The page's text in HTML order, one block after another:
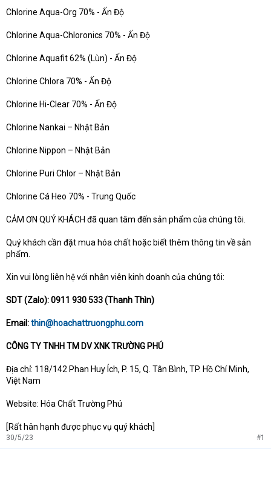
Chlorine Aqua-Org 70% - Ấn Độ
Chlorine Aqua-Chloronics 70% - Ấn Độ
Chlorine Aquafit 62% (Lùn) - Ấn Độ
Chlorine Chlora 70% - Ấn Độ
Chlorine Hi-Clear 70% - Ấn Độ
Chlorine Nankai – Nhật Bản
Chlorine Nippon – Nhật Bản
Chlorine Puri Chlor – Nhật Bản
Chlorine Cá Heo 70% - Trung Quốc
CẢM ƠN QUÝ KHÁCH đã quan tâm đến sản phẩm của chúng tôi.
Quý khách cần đặt mua hóa chất hoặc biết thêm thông tin về sản
phẩm.
Xin vui lòng liên hệ với nhân viên kinh doanh của chúng tôi:
SDT (Zalo): 0911 930 533 (Thanh Thìn)
Email:thin@hoachattruongphu.com
CÔNG TY TNHH TM DV XNK TRƯỜNG PHÚ
Địa chỉ: 118/142 Phan Huy Ích, P. 15, Q. Tân Bình, TP. Hồ Chí Minh,
Việt Nam
Website: Hóa Chất Trường Phú
[Rất hân hạnh được phục vụ quý khách]
30/5/23 #1